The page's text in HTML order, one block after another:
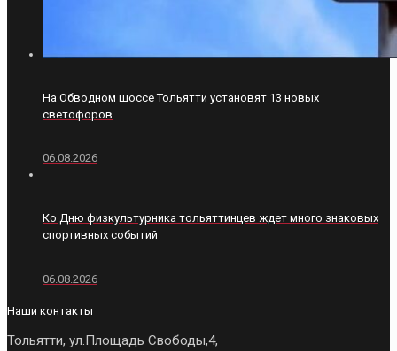
На Обводном шоссе Тольятти установят 13 новых
светофоров
06.08.2026
Ко Дню физкультурника тольяттинцев ждет много знаковых
спортивных событий
06.08.2026
Наши контакты
Тольятти, ул.Площадь Свободы,4,